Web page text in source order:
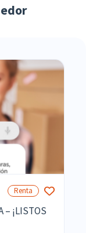
Renta
– ¡LISTOS